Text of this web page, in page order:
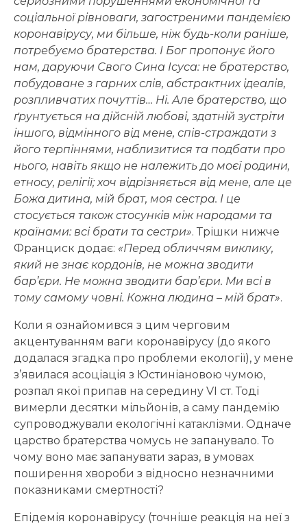
соціальної рівноваги, загостреними пандемією
коронавірусу, ми більше, ніж будь-коли раніше,
потребуємо братерства. І Бог пропонує його
нам, даруючи Свого Сина Ісуса: не братерство,
побудоване з гарних слів, абстрактних ідеалів,
розпливчатих почуттів… Ні. Але братерство, що
ґрунтується на дійсній любові, здатній зустріти
іншого, відмінного від мене, спів-страждати з
його терпіннями, наблизитися та подбати про
нього, навіть якщо не належить до моєї родини,
етносу, релігії; хоч відрізняється від мене, але це
Божа дитина, мій брат, моя сестра. І це
стосується також стосунків між народами та
країнами: всі брати та сестри». Трішки нижче
Франциск додає: «Перед обличчям виклику,
який не знає кордонів, не можна зводити
бар’єри. Не можна зводити бар’єри. Ми всі в
тому самому човні. Кожна людина – мій брат».
Коли я ознайомився з цим черговим
акцентуванням ваги коронавірусу (до якого
додалася згадка про проблеми екології), у мене
з’явилася асоціація з Юстиніановою чумою,
розпал якої припав на середину VI ст. Тоді
вимерли десятки мільйонів, а саму пандемію
супроводжували екологічні катаклізми. Одначе
царство братерства чомусь не запанувало. То
чому воно має запанувати зараз, в умовах
поширення хвороби з відносно незначними
показниками смертності?
Епідемія коронавірусу (точніше реакція на неї з